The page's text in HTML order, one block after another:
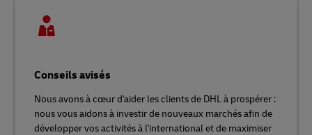
Conseils avisés
Nous avons à cœur d'aider les clients de DHL à prospérer :
nous vous aidons à investir de nouveaux marchés afin de
développer vos activités à l'international et de maximiser